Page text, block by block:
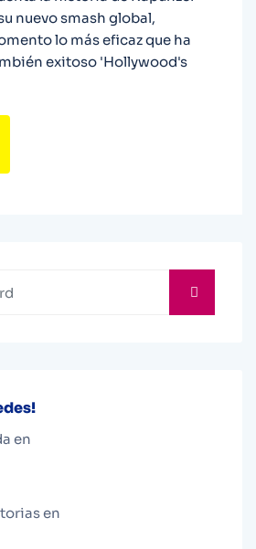
nuevo smash global,
lo más eficaz que ha
exitoso 'Hollywood's
en
en